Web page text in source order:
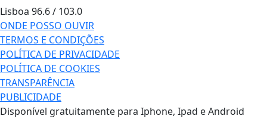
Lisboa 96.6 / 103.0
ONDE POSSO OUVIR
TERMOS E CONDIÇÕES
POLÍTICA DE PRIVACIDADE
POLÍTICA DE COOKIES
TRANSPARÊNCIA
PUBLICIDADE
Disponível gratuitamente para Iphone, Ipad e Android